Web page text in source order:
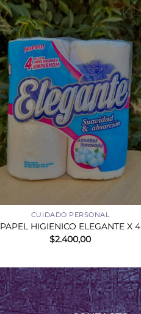
CUIDADO PERSONAL
PAPEL HIGIENICO ELEGANTE X 4
$2.400,00